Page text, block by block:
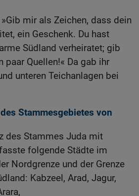
mir als Zeichen, dass dein
ein Geschenk. Du hast
Südland verheiratet; gib
paar Quellen!« Da gab ihr
unteren Teichanlagen bei
Stammesgebietes von
des Stammes Juda mit
folgende Städte im
Nordgrenze und der Grenze
Kabzeel, Arad, Jagur,